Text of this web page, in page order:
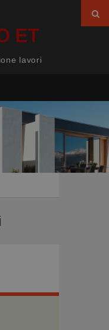
lavori